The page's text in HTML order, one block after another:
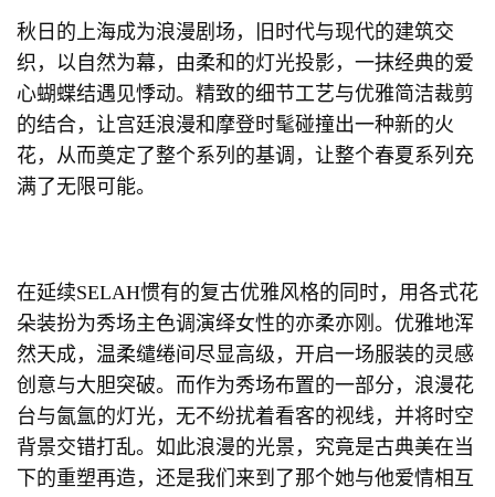
秋日的上海成为浪漫剧场，旧时代与现代的建筑交
织，以自然为幕，由柔和的灯光投影，一抹经典的爱
心蝴蝶结遇见悸动。精致的细节工艺与优雅简洁裁剪
的结合，让宫廷浪漫和摩登时髦碰撞出一种新的火
花，从而奠定了整个系列的基调，让整个春夏系列充
满了无限可能。
在延续SELAH惯有的复古优雅风格的同时，用各式花
朵装扮为秀场主色调演绎女性的亦柔亦刚。优雅地浑
然天成，温柔缱绻间尽显高级，开启一场服装的灵感
创意与大胆突破。而作为秀场布置的一部分，浪漫花
台与氤氲的灯光，无不纷扰着看客的视线，并将时空
背景交错打乱。如此浪漫的光景，究竟是古典美在当
下的重塑再造，还是我们来到了那个她与他爱情相互